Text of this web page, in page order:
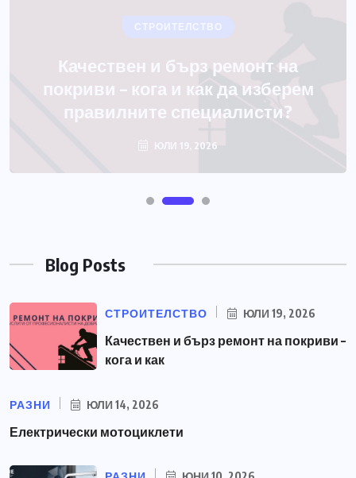
Blog Posts
СТРОИТЕЛСТВО ЮЛИ 19, 2026
Качествен и бърз ремонт на покриви –
кога и как
РАЗНИ ЮЛИ 14, 2026
Електрически мотоциклети